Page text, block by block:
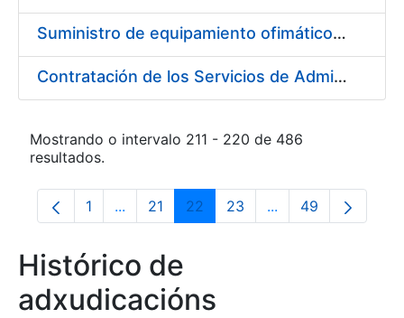
Suministro de equipamiento ofimático para la FNMT-RCM
Contratación de los Servicios de Administración, Soporte, Mantenimiento y Help Desk de la Infraestructura de la FNMT-RCM
Mostrando o intervalo 211 - 220 de 486
resultados.
Páxina
1 ...Páxinas intermedias Use pestaña para
Páxina
21 Páxina
22 Páxina
23 ...PáxinasPáxina
49
Histórico de
adxudicacións